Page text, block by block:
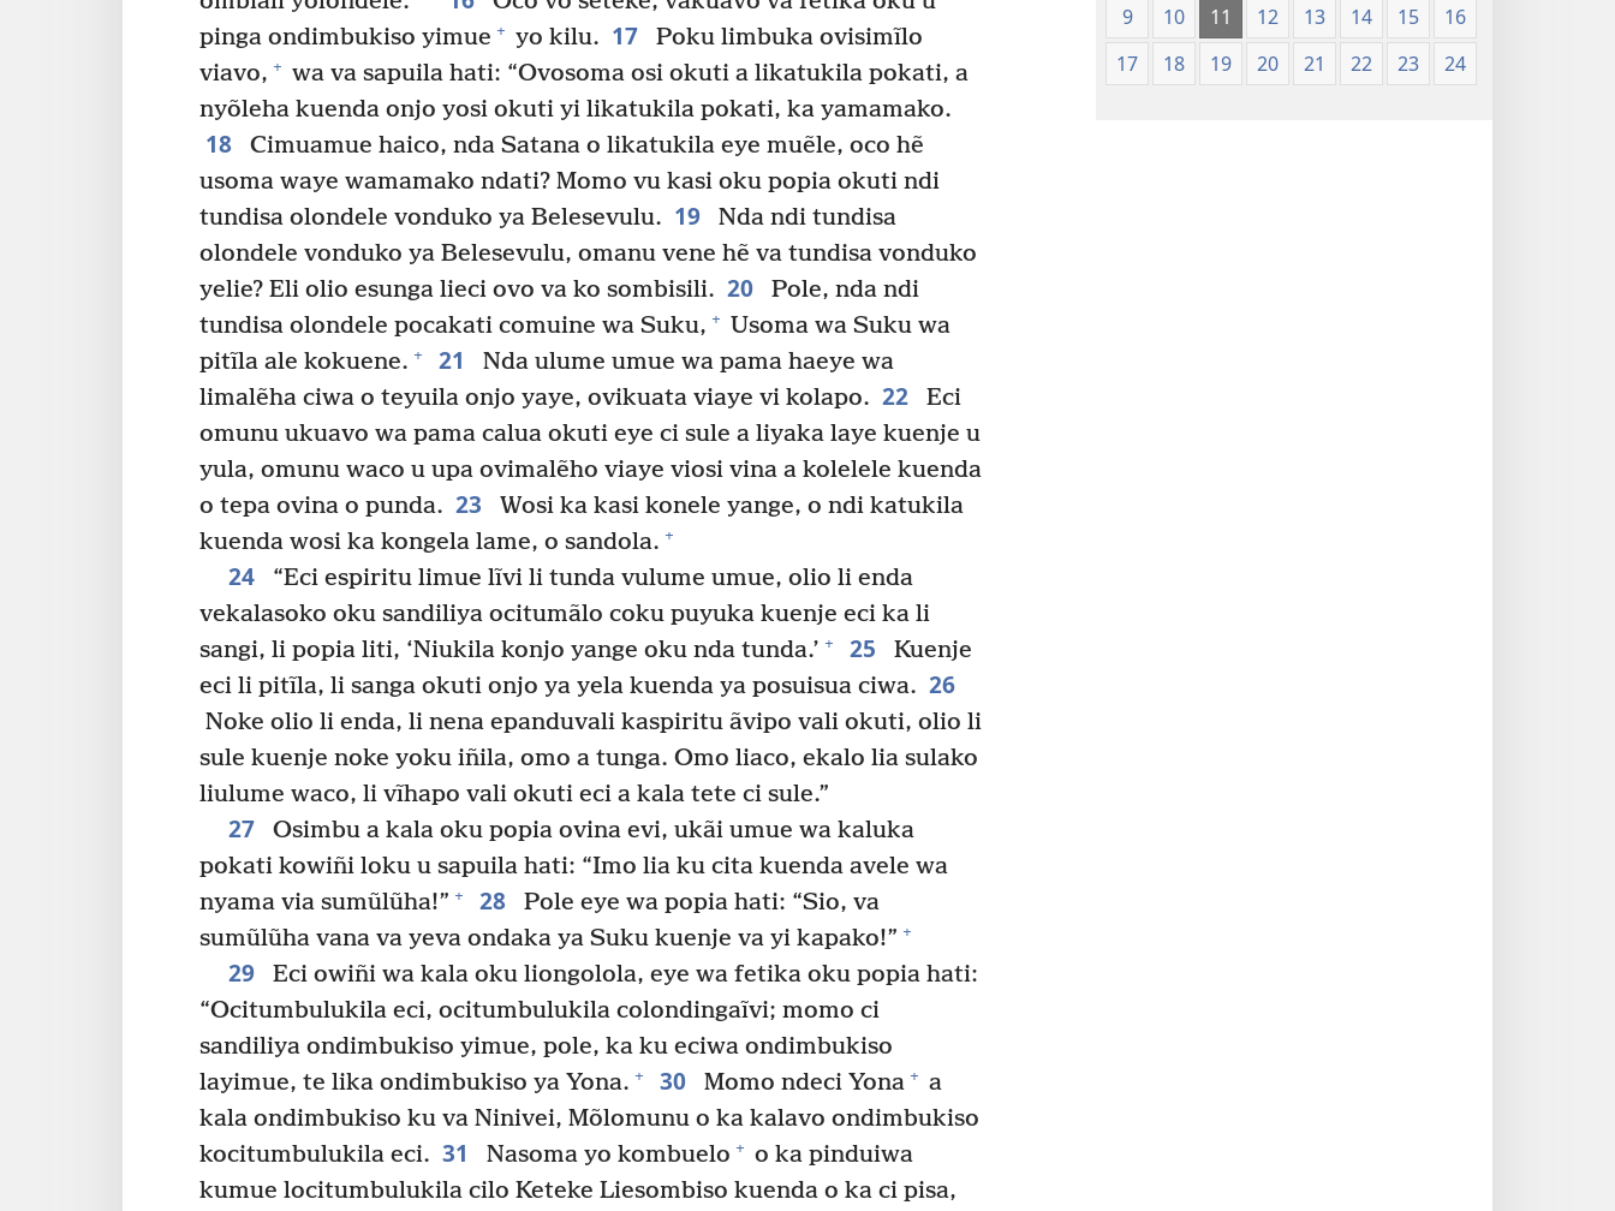
pinga ondimbukiso yimue + yo kilu. 17
Poku limbuka ovisimĩlo
viavo, + wa va sapuila hati: “Ovosoma osi okuti a likatukila pokati, a
nyõleha kuenda onjo yosi okuti yi likatukila pokati, ka yamamako.
18
Cimuamue haico, nda Satana o likatukila eye muẽle, oco hẽ
usoma waye wamamako ndati? Momo vu kasi oku popia okuti ndi
tundisa olondele vonduko ya Belesevulu. 19
Nda ndi tundisa
olondele vonduko ya Belesevulu, omanu vene hẽ va tundisa vonduko
yelie? Eli olio esunga lieci ovo va ko sombisili. 20
Pole, nda ndi
tundisa olondele pocakati comuine wa Suku, + Usoma wa Suku wa
pitĩla ale kokuene. + 21
Nda ulume umue wa pama haeye wa
limalẽha ciwa o teyuila onjo yaye, ovikuata viaye vi kolapo. 22
Eci
omunu ukuavo wa pama calua okuti eye ci sule a liyaka laye kuenje u
yula, omunu waco u upa ovimalẽho viaye viosi vina a kolelele kuenda
o tepa ovina o punda. 23
Wosi ka kasi konele yange, o ndi katukila
kuenda wosi ka kongela lame, o sandola. +
24
“Eci espiritu limue lĩvi li tunda vulume umue, olio li enda
vekalasoko oku sandiliya ocitumãlo coku puyuka kuenje eci ka li
sangi, li popia liti, ‘Niukila konjo yange oku nda tunda.’ + 25
Kuenje
eci li pitĩla, li sanga okuti onjo ya yela kuenda ya posuisua ciwa. 26
Noke olio li enda, li nena epanduvali kaspiritu ãvipo vali okuti, olio li
sule kuenje noke yoku iñila, omo a tunga. Omo liaco, ekalo lia sulako
liulume waco, li vĩhapo vali okuti eci a kala tete ci sule.”
27
Osimbu a kala oku popia ovina evi, ukãi umue wa kaluka
pokati kowiñi loku u sapuila hati: “Imo lia ku cita kuenda avele wa
nyama via sumũlũha!” + 28
Pole eye wa popia hati: “Sio, va
sumũlũha vana va yeva ondaka ya Suku kuenje va yi kapako!” +
29
Eci owiñi wa kala oku liongolola, eye wa fetika oku popia hati:
“Ocitumbulukila eci, ocitumbulukila colondingaĩvi; momo ci
sandiliya ondimbukiso yimue, pole, ka ku eciwa ondimbukiso
layimue, te lika ondimbukiso ya Yona. + 30 Momo ndeci Yona + a
kala ondimbukiso ku va Ninivei, Mõlomunu o ka kalavo ondimbukiso
kocitumbulukila eci. 31 Nasoma yo kombuelo + o ka pinduiwa
kumue locitumbulukila cilo Keteke Liesombiso kuenda o ka ci pisa,
9
10 11 12 13 14 15
16
17
18 19 20 21 22 23 24